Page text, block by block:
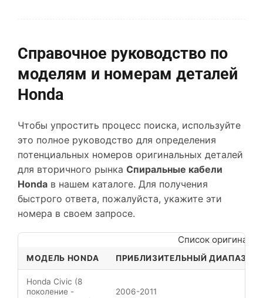
Справочное руководство по
моделям и номерам деталей
Honda
Чтобы упростить процесс поиска, используйте
это полное руководство для определения
потенциальных номеров оригинальных деталей
для вторичного рынка Спиральные кабели
Honda в нашем каталоге. Для получения
быстрого ответа, пожалуйста, укажите эти
номера в своем запросе.
Список
МОДЕЛЬ HONDA ПРИБЛИЗИТЕЛЬНЫЙ ДИАПАЗОН
Honda Civic (8
поколение -
2006-2011